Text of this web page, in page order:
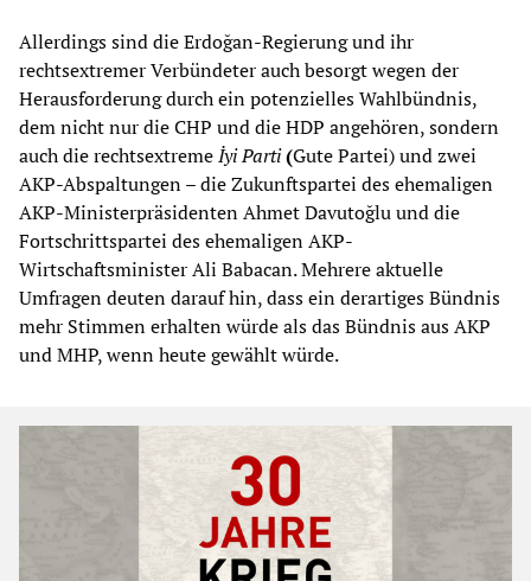
Allerdings sind die Erdoğan-Regierung und ihr
rechtsextremer Verbündeter auch besorgt wegen der
Herausforderung durch ein potenzielles Wahlbündnis,
dem nicht nur die CHP und die HDP angehören, sondern
auch die rechtsextremeİyi Parti(Gute Partei) und zwei
AKP-Abspaltungen – die Zukunftspartei des ehemaligen
AKP-Ministerpräsidenten Ahmet Davutoğlu und die
Fortschrittspartei des ehemaligen AKP-
Wirtschaftsminister Ali Babacan. Mehrere aktuelle
Umfragen deuten darauf hin, dass ein derartiges Bündnis
mehr Stimmen erhalten würde als das Bündnis aus AKP
und MHP, wenn heute gewählt würde.